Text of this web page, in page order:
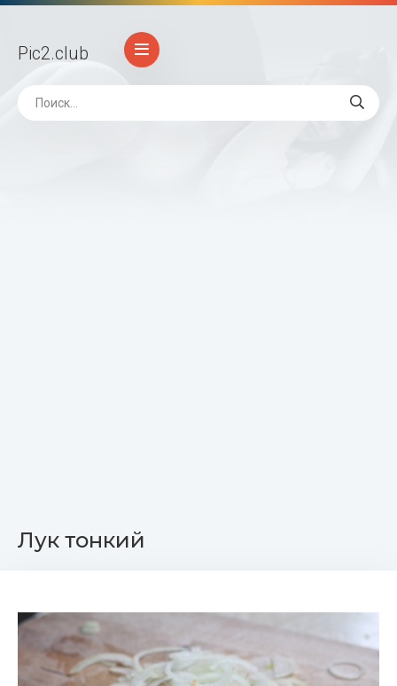
Pic2.club
Лук тонкий